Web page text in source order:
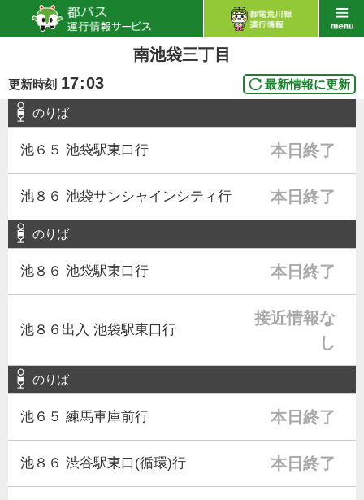
南池袋三丁目
更新時刻 17:03 最新情報に更新
のりば
池６５ 池袋駅東口行 本日終了
池８６ 池袋サンシャインシティ行 本日終了
のりば
池８６ 池袋駅東口行 本日終了
池８６出入 池袋駅東口行
接近情報な
し
のりば
池６５ 練馬車庫前行 本日終了
池８６ 渋谷駅東口(循環)行 本日終了